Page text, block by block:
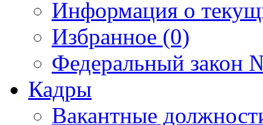
Информация о
Избранное (0)
Федеральный закон
Кадры
Вакантные